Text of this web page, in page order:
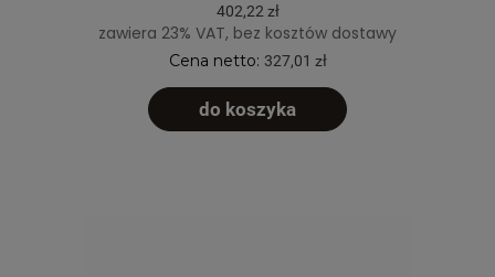
402,22 zł
zawiera 23% VAT, bez kosztów dostawy
Cena netto: 327,01 zł
do koszyka